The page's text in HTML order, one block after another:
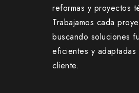
reformas y proyectos
Trabajamos cada
buscando soluciones
eficientes y
cliente.